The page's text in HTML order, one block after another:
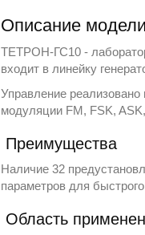
Описание
ТЕТРОН-ГС10 -
входит в линейку
Управление
модуляции FM, FSK,
Преимущества
Наличие 32
параметров для
Область